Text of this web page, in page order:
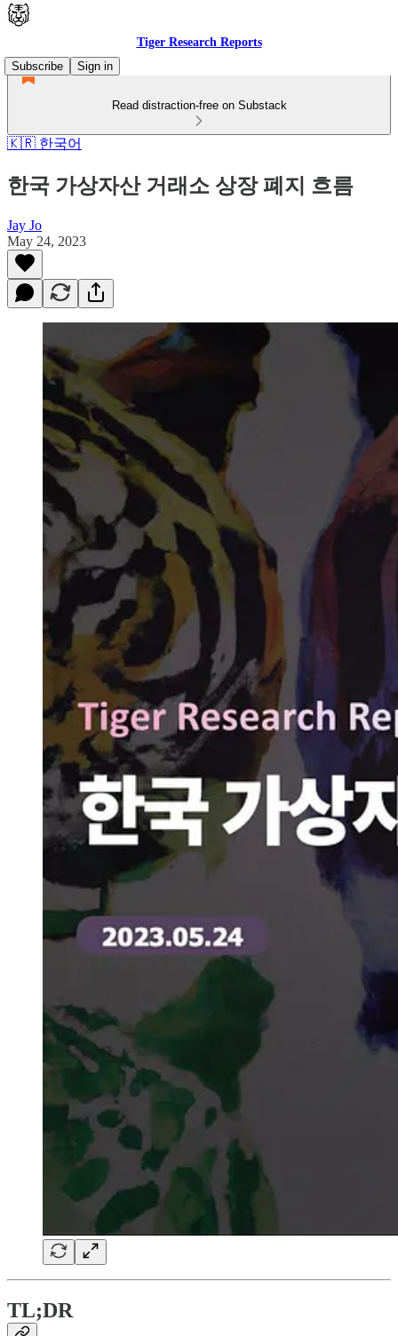
Tiger Research Reports
Subscribe
Sign in
Read distraction-free on Substack
🇰🇷 한국어
한국 가상자산 거래소 상장 폐지 흐름
Jay Jo
May 24, 2023
TL;DR